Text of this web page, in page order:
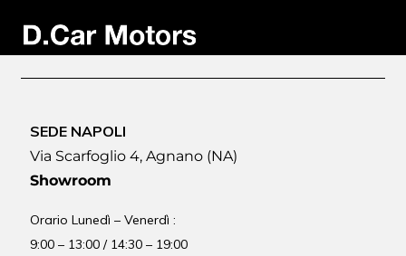
SEDE NAPOLI
Via Scarfoglio 4, Agnano (NA)
Showroom
Orario Lunedì – Venerdì :
9:00 – 13:00 / 14:30 – 19:00